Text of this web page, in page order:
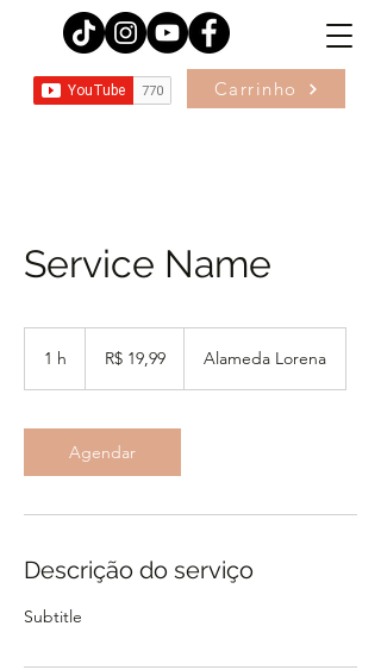
Carrinho
Service Name
1 h
brasileiros
R$ 19,99 Alameda Lorena
Agendar
Descrição do serviço
Subtitle